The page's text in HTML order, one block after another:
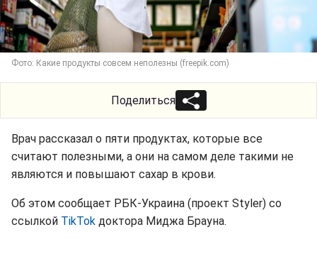
Фото: Какие продукты совсем неполезны (freepik.com)
Поделиться
Врач рассказал о пяти продуктах, которые все
считают полезными, а они на самом деле такими не
являются и повышают сахар в крови.
Об этом сообщает РБК-Украина (проект Styler) со
ссылкой TikTok доктора Миджа Брауна.